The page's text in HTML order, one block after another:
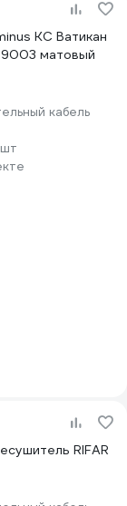
КС Ватикан
матовый
кабель
RIFAR